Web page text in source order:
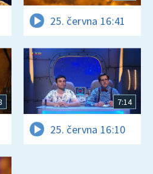
25. června 16:41
7:14
25. června 16:10